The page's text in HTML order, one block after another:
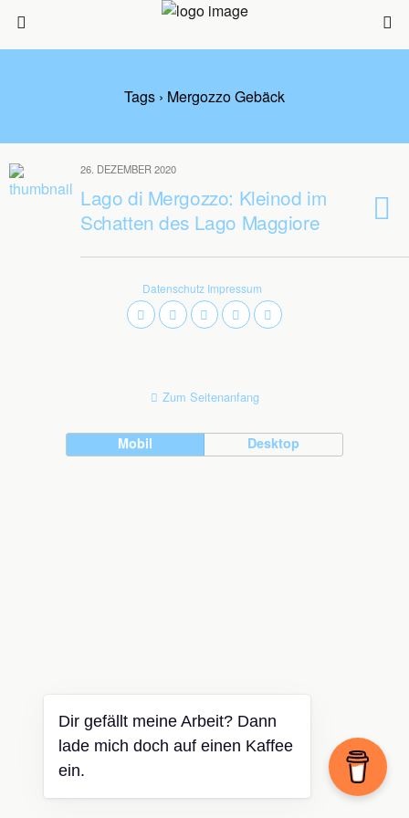
Tags › Mergozzo Gebäck
26. DEZEMBER 2020
Lago di Mergozzo: Kleinod im
Schatten des Lago Maggiore
Datenschutz Impressum
Zum Seitenanfang
Mobil Desktop
Dir gefällt meine Arbeit? Dann
lade mich doch auf einen Kaffee
ein.